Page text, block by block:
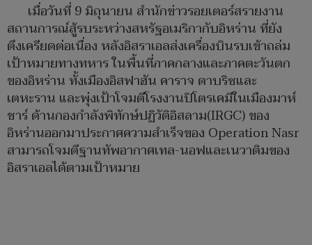
เมื่อวันที่ 9 มิถุนายน สำนักข่าวรอยเตอร์สรายงาน
สถานการณ์สู้รบระหว่างสหรัฐอเมริกากับอิหร่าน ที่ยัง
ตึงเครียดต่อเนื่อง หลังอิสราเอลส่งเครื่องบินรบเข้าถล่ม
เป้าหมายทางทหาร ในพื้นที่ภาคกลางและภาคตะวันตก
ของอิหร่าน ทั้งเมืองอิสฟาฮัน คาราจ ตาบริซและ
เตหะราน และพุ่งเป้าโจมตีโรงงานปิโตรเคมีในเมืองมาห์
ชาร์ ด้านกองกำลังพิทักษ์ปฏิวัติอิสลาม(IRGC) ของ
อิหร่านออกมาประกาศความสำเร็จของ Operation Nasr
สามารถโจมตีฐานทัพอากาศเทล-นอฟและเนวาติมของ
อิสราเอลได้ตามเป้าหมาย